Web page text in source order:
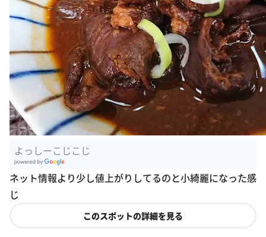
よっしーこじこじ
oogle Plac
es
ネット情報より少し値上がりしてるのと小綺麗になった感
じ
このスポットの詳細を見る